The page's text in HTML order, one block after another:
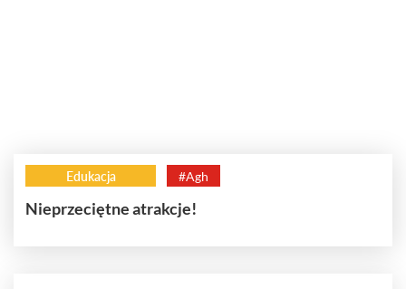
Edukacja #Agh
Nieprzeciętne atrakcje!